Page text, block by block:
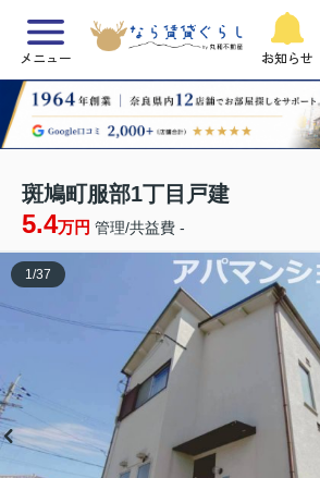
メニュー お知らせ
斑鳩町服部1丁目戸建
5.4万円 管理/共益費 -
1/37